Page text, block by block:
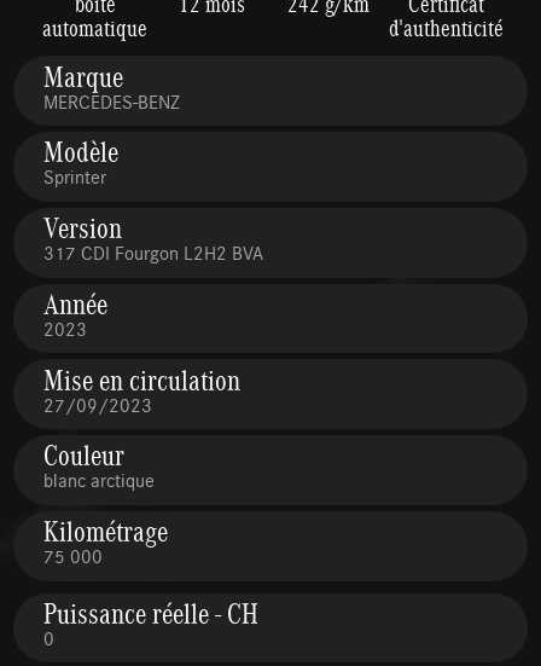
automatique d'authenticité
Marque
MERCEDES-BENZ
Modèle
Sprinter
Version
317 CDI Fourgon L2H2 BVA
Année
2023
Mise en circulation
27/09/2023
Couleur
blanc arctique
Kilométrage
75 000
Puissance réelle - CH
0